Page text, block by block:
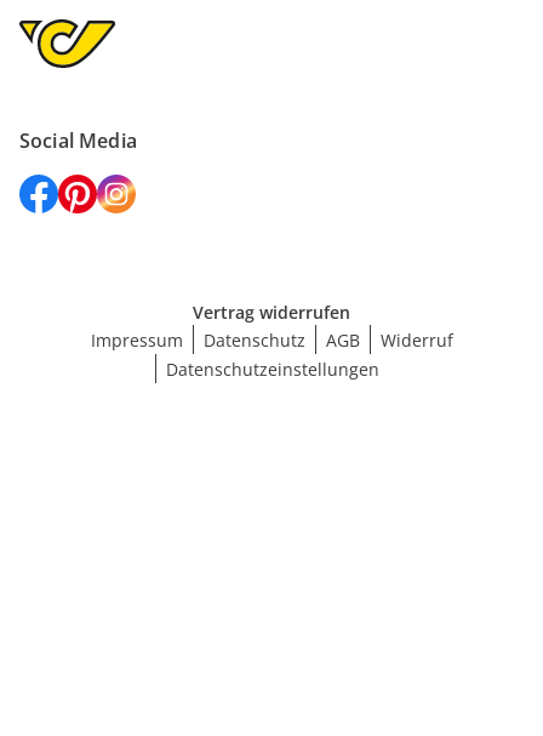
Social Media
Vertrag widerrufen
Impressum
Datenschutz AGB
Widerruf
Datenschutzeinstellungen